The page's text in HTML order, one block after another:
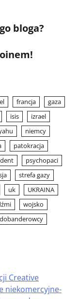
bloga?
francja
gaza
isis
izrael
niemcy
patokracja
psychopaci
strefa gazy
uk
UKRAINA
wojsko
Creative
niekomercyjne-